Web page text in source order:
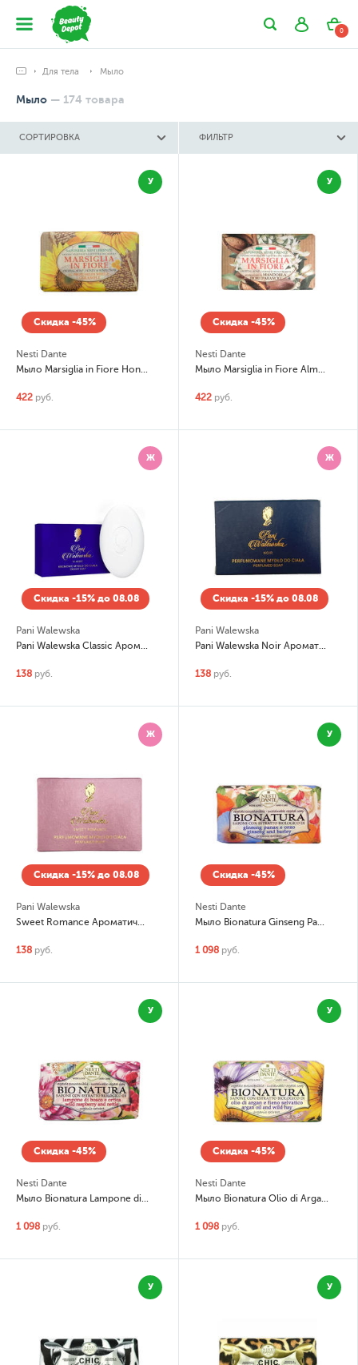
0
Для тела Мыло
Мыло — 174 товара
СОРТИРОВКА ФИЛЬТР
У
Скидка -45%
Nesti Dante
Мыло Marsiglia in Fiore Honey and Sunflower (Мед и подсолнух)
422 руб.
У
Скидка -45%
Nesti Dante
Мыло Marsiglia in Fiore Almond and Orange blossom (Миндаль и цветы апельсина)
422 руб.
Ж
Скидка -15% до 08.08
Pani Walewska
Pani Walewska Classic Ароматическое мыло
138 руб.
Ж
Скидка -15% до 08.08
Pani Walewska
Pani Walewska Noir Ароматическое мыло
138 руб.
Ж
Скидка -15% до 08.08
Pani Walewska
Sweet Romance Ароматическое мыло
138 руб.
У
Скидка -45%
Nesti Dante
Мыло Bionatura Ginseng Panax e Orzo (Женьшень и ячмень)
1 098 руб.
У
Скидка -45%
Nesti Dante
Мыло Bionatura Lampone di Bosco e Ortica (Дикая малина и крапива)
1 098 руб.
У
Скидка -45%
Nesti Dante
Мыло Bionatura Olio di Argan e Fieno Selvatico (Аргановое масло и степное сено)
1 098 руб.
У У